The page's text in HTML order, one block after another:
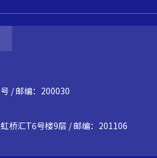
/ 邮编：200030
桥汇T6号楼9层 / 邮编：201106